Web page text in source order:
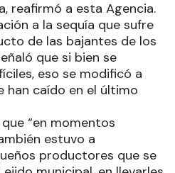
reafirmó a esta Agencia.
a la sequía que sufre
de las bajantes de los
que si bien se
eso se modificó a
han caído en el último
“en momentos
estuvo a
productores que se